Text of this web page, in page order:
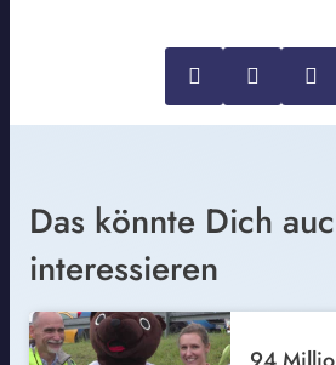
Das könnte Dich
interessieren